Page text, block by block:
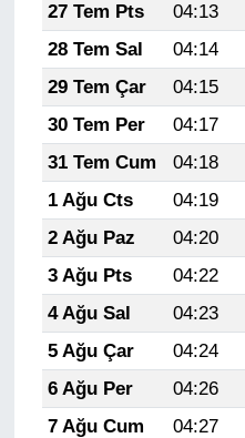
27 Tem Pts
04:13
28 Tem Sal
04:14
29 Tem Çar
04:15
30 Tem Per
04:17
31 Tem Cum
04:18
1 Ağu Cts
04:19
2 Ağu Paz
04:20
3 Ağu Pts
04:22
4 Ağu Sal
04:23
5 Ağu Çar
04:24
6 Ağu Per
04:26
7 Ağu Cum
04:27